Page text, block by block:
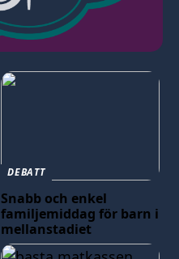
DEBATT
Snabb och enkel
familjemiddag för barn i
mellanstadiet